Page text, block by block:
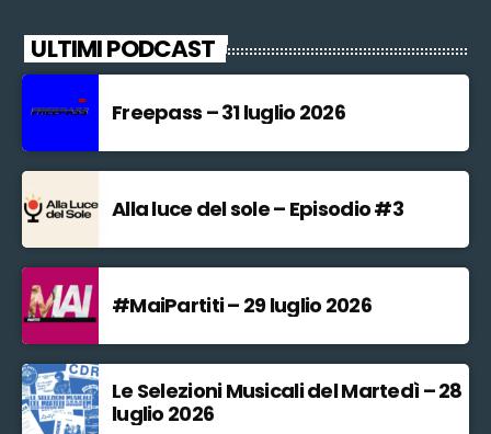
ULTIMI PODCAST
Freepass – 31 luglio 2026
Alla luce del sole – Episodio #3
#MaiPartiti – 29 luglio 2026
Le Selezioni Musicali del Martedì – 28
luglio 2026